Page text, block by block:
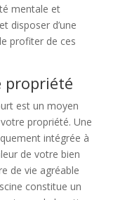
mentale et
disposer d’une
profiter de ces
propriété
est un moyen
propriété. Une
intégrée à
de votre bien
de vie agréable
constitue un